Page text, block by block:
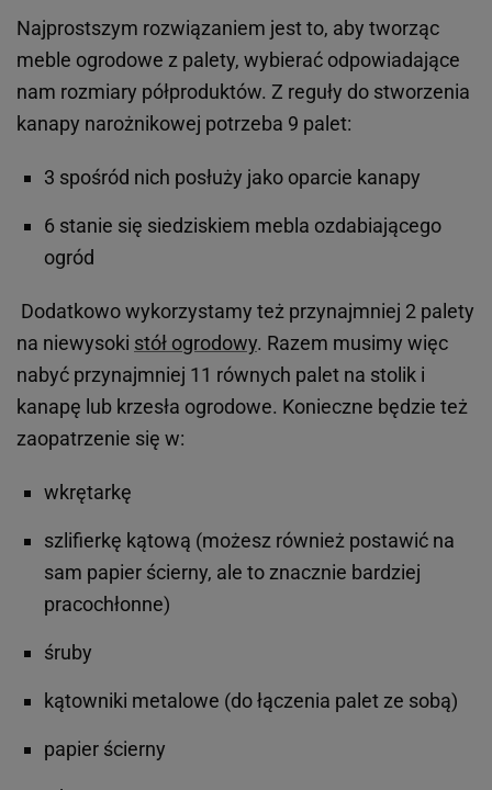
Najprostszym rozwiązaniem jest to, aby tworząc
meble ogrodowe z palety, wybierać odpowiadające
nam rozmiary półproduktów. Z reguły do stworzenia
kanapy narożnikowej potrzeba 9 palet:
3 spośród nich posłuży jako oparcie kanapy
6 stanie się siedziskiem mebla ozdabiającego
ogród
Dodatkowo wykorzystamy też przynajmniej 2 palety
na niewysoki stół ogrodowy. Razem musimy więc
nabyć przynajmniej 11 równych palet na stolik i
kanapę lub krzesła ogrodowe. Konieczne będzie też
zaopatrzenie się w:
wkrętarkę
szlifierkę kątową (możesz również postawić na
sam papier ścierny, ale to znacznie bardziej
pracochłonne)
śruby
kątowniki metalowe (do łączenia palet ze sobą)
papier ścierny